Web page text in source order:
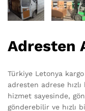
Adresten
Türkiye Letonya
adresten adrese
hizmet sayesinde,
gönderebilir ve hızlı